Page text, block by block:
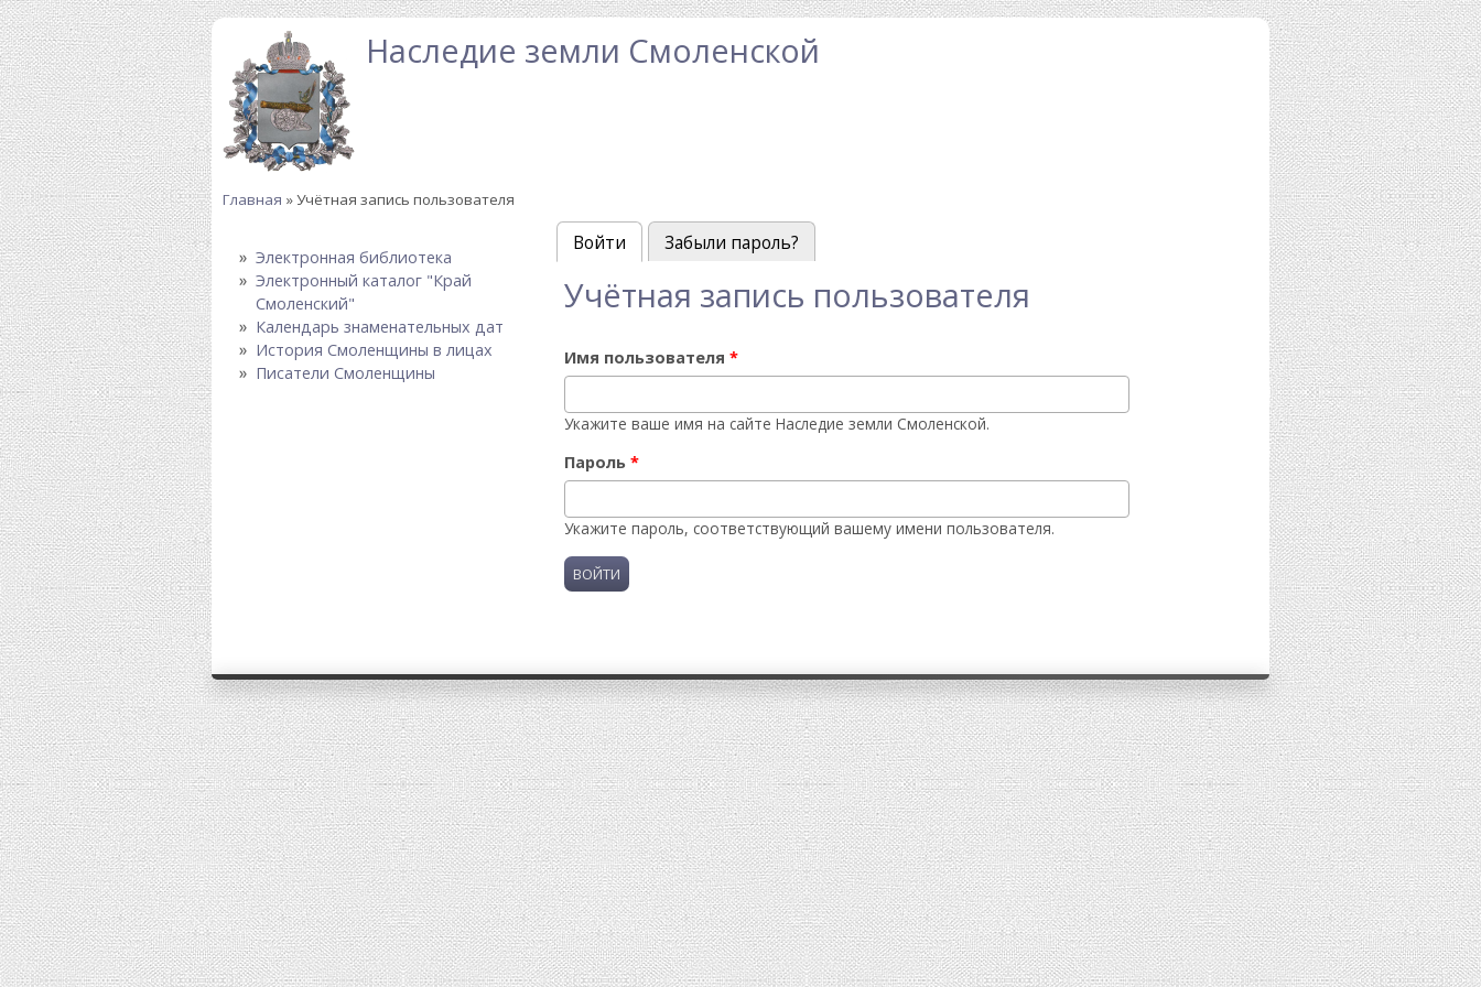
Перейти к основному содержанию Наследие земли Смоленской
Главная » Учётная запись пользователя
Главные вкладки
Войти (активная вкладка)
Забыли пароль?
Учётная запись пользователя
Имя пользователя *
Укажите ваше имя на сайте Наследие земли Смоленской.
Пароль *
Укажите пароль, соответствующий вашему имени пользователя.
Электронная библиотека
Электронный каталог "Край
Смоленский"
Календарь знаменательных дат
История Смоленщины в лицах
Писатели Смоленщины